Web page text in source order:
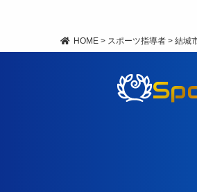
HOME > スポーツ指導者 > 結城